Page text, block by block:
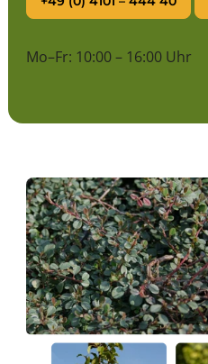
Mo–Fr: 10:00 – 16:00 Uhr